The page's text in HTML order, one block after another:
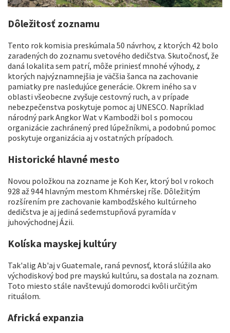
Dôležitosť zoznamu
Tento rok komisia preskúmala 50 návrhov, z ktorých 42 bolo
zaradených do zoznamu svetového dedičstva. Skutočnosť, že
daná lokalita sem patrí, môže priniesť mnohé výhody, z
ktorých najvýznamnejšia je väčšia šanca na zachovanie
pamiatky pre nasledujúce generácie. Okrem iného sa v
oblasti všeobecne zvyšuje cestovný ruch, a v prípade
nebezpečenstva poskytuje pomoc aj UNESCO. Napríklad
národný park Angkor Wat v Kambodži bol s pomocou
organizácie zachránený pred lúpežníkmi, a podobnú pomoc
poskytuje organizácia aj v ostatných prípadoch.
Historické hlavné mesto
Novou položkou na zozname je Koh Ker, ktorý bol v rokoch
928 až 944 hlavným mestom Khmérskej ríše. Dôležitým
rozšírením pre zachovanie kambodžského kultúrneho
dedičstva je aj jediná sedemstupňová pyramída v
juhovýchodnej Ázii.
Kolíska mayskej kultúry
Tak'alig Ab'aj v Guatemale, raná pevnosť, ktorá slúžila ako
východiskový bod pre mayskú kultúru, sa dostala na zoznam.
Toto miesto stále navštevujú domorodci kvôli určitým
rituálom.
Africká expanzia